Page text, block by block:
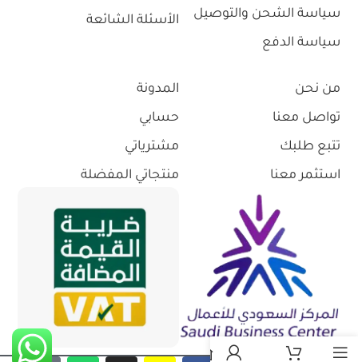
سياسة الشحن والتوصيل
سياسة الدفع
الأسئلة الشائعة
من نحن
تواصل معنا
تتبع طلبك
استثمر معنا
المدونة
حسابي
مشترياتي
منتجاتي المفضلة